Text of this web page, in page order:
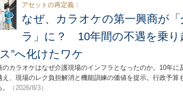
アセットの再定義：
なぜ、カラオケの第一興商が
ラ」に？ 10年間の不遇を乗り
”へ化けたワケ
のカラオケはなぜ介護現場のインフラとなったのか。10年に
え、現場のレク負担解消と機能訓練の価値を提示。行政予算
（2026/8/3）